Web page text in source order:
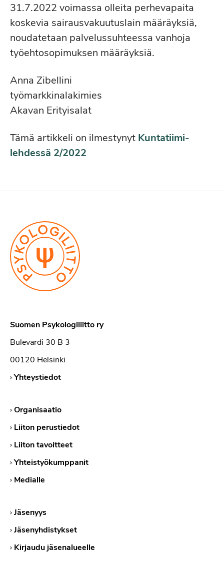
31.7.2022 voimassa olleita perhevapaita
koskevia sairausvakuutuslain määräyksiä,
noudatetaan palvelussuhteessa vanhoja
työehtosopimuksen määräyksiä.
Anna Zibellini
työmarkkinalakimies
Akavan Erityisalat
Tämä artikkeli on ilmestynyt Kuntatiimi-
lehdessä 2/2022
Suomen Psykologiliitto ry
Bulevardi 30 B 3
00120 Helsinki
›Yhteystiedot
›Organisaatio
› Liiton perustiedot
› Liiton tavoitteet
›Yhteistyökumppanit
› Medialle
›Jäsenyys
›Jäsenyhdistykset
› Kirjaudu jäsenalueelle